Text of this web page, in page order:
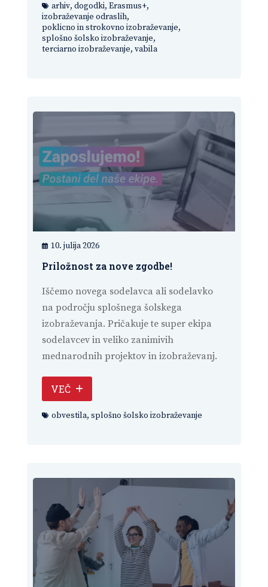
arhiv, dogodki, Erasmus+,
izobraževanje odraslih,
poklicno in strokovno izobraževanje,
splošno šolsko izobraževanje,
terciarno izobraževanje, vabila
10. julija 2026
Priložnost za nove zgodbe!
Iščemo novega sodelavca ali sodelavko
na področju splošnega šolskega
izobraževanja. Pričakuje te super ekipa
sodelavcev in veliko zanimivih
mednarodnih projektov in izobraževanj.
VEČ
obvestila, splošno šolsko izobraževanje